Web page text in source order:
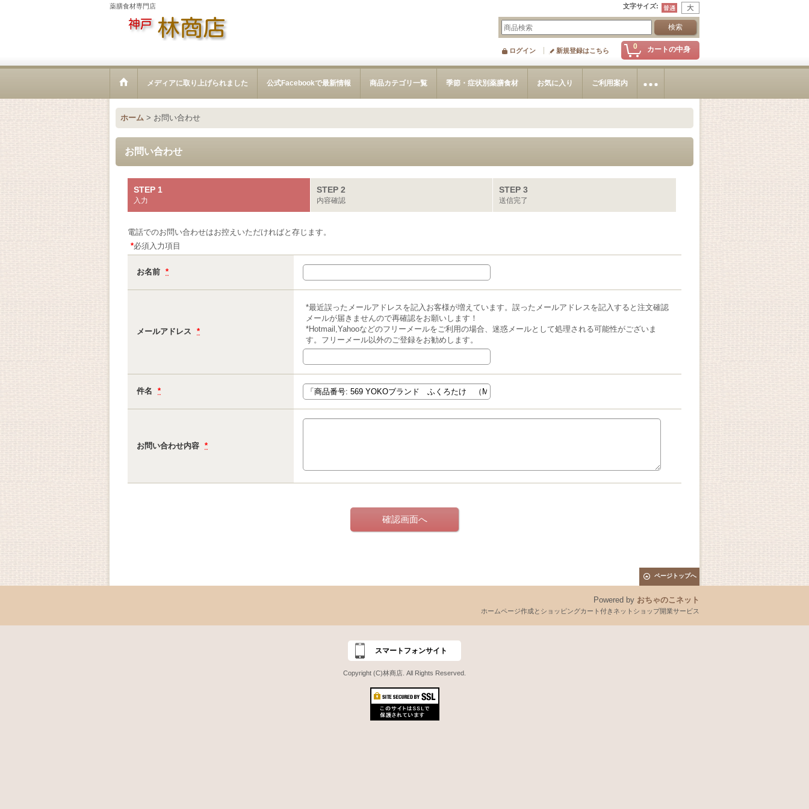
薬膳食材専門店 文字サイズ:
0 カートの中身
ログイン 新規登録はこちら
メディアに取り上げられました 公式Facebookで最新情報 商品カテゴリ一覧 季節・症状別薬膳食材 お気に入り ご利用案内
ホーム > お問い合わせ
お問い合わせ
STEP 1
入力
STEP 2
内容確認
STEP 3
送信完了
電話でのお問い合わせはお控えいただければと存じます。
*必須入力項目
お名前 *
メールアドレス *
*最近誤ったメールアドレスを記入お客様が増えています。誤ったメールアドレスを記入すると注文確認
メールが届きませんので再確認をお願いします！
*Hotmail,Yahooなどのフリーメールをご利用の場合、迷惑メールとして処理される可能性がございま
す。フリーメール以外のご登録をお勧めします。
件名 *
お問い合わせ内容 *
ページトップへ
Powered by おちゃのこネット
ホームページ作成とショッピングカート付きネットショップ開業サービス
スマートフォンサイト
Copyright (C)林商店. All Rights Reserved.